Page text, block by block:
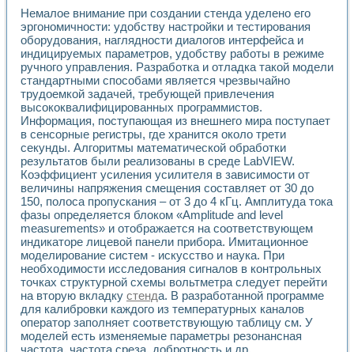
Оборудование и программное обеспечение учебных
Виртуальный лабораторный практикум для изучения
Управление роботом ТУР-10 средствами LabVIEW
Аппаратно-программный комплекс для исследования
Автоматизированный дистанционный лабораторный
Исследование возможности реставрации одномерных
Использование технологий NATIONAL INSTRUMENTS в
Разработка модификаций алгоритма полигармонической
Учебный стенд для исследования принципа действия
Виртуальная система поддержки принимаемых решений в
Преемственность дисциплин «Моделирование систем» и
Универсальный стенд для исследования электрических
Лабораторные практикумы по информационно-
Виртуальный измеритель частотных характеристик на
Лабораторный практикум по основам теории Коммутации
Разработка виртуальной лабораторной работы
Виртуальные практикумы по электротехнике в среде
Из опыта внедрения в рамках национального проекта
Исследование эффективности решателей
Опыт разработки LabVIEW лабораторных практикумов
Проблемы повышения качества образования и
Развитие LabVIEW лабораторного практикума по
Разработка виртуальной лаборатории по электротехнике
Немалое внимание при создании стенда уделено его
эргономичности: удобству настройки и тестирования
оборудования, наглядности диалогов интерфейса и
индицируемых параметров, удобству работы в режиме
ручного управления. Разработка и отладка такой модели
стандартными способами является чрезвычайно
трудоемкой задачей, требующей привлечения
высококвалифицированных программистов.
Информация, поступающая из внешнего мира поступает
в сенсорные регистры, где хранится около трети
секунды. Алгоритмы математической обработки
результатов были реализованы в среде LabVIEW.
Коэффициент усиления усилителя в зависимости от
величины напряжения смещения составляет от 30 до
150, полоса пропускания – от 3 до 4 кГц. Амплитуда тока
фазы определяется блоком «Amplitude and level
measurements» и отображается на соответствующем
индикаторе лицевой панели прибора. Имитационное
моделирование систем - искусство и наука. При
необходимости исследования сигналов в контрольных
точках структурной схемы вольтметра следует перейти
на вторую вкладку стенда. В разработанной программе
для калибровки каждого из температурных каналов
оператор заполняет соответствующую таблицу см. У
моделей есть изменяемые параметры резонансная